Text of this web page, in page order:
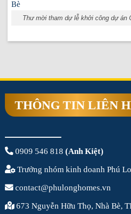
Thư mời tham dự lễ khởi công dự án
THÔNG TIN LIÊN
0909 546 818 (Anh Kiệt)
Trưởng nhóm kinh doanh Phú
contact@phulonghomes.vn
673 Nguyễn Hữu Thọ, Nhà Bè,